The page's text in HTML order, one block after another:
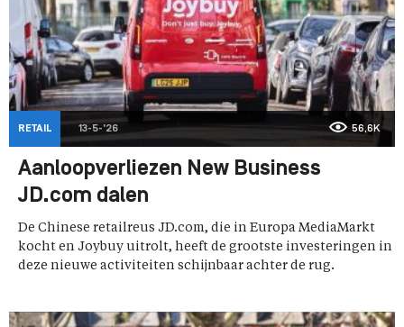
RETAIL 13-5-'26 56,6K
Aanloopverliezen New Business
JD.com dalen
De Chinese retailreus JD.com, die in Europa MediaMarkt
kocht en Joybuy uitrolt, heeft de grootste investeringen in
deze nieuwe activiteiten schijnbaar achter de rug.